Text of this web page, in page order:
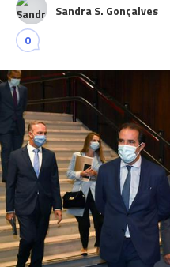
Sandra S. Gonçalves
0